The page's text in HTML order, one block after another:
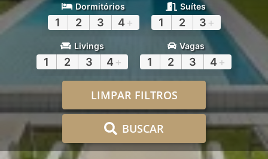
Dormitórios
1 2 3 4 +
Suítes
1 2 3 +
Livings
1 2 3 4 +
Vagas
1 2 3 4 +
LIMPAR FILTROS
BUSCAR